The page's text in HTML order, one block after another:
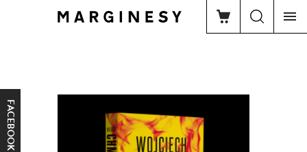
FACEBOOK